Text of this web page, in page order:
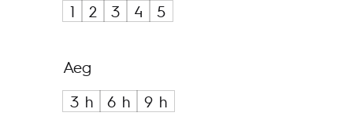
1
2 3 4 5
Aeg
3 h
6 h 9 h